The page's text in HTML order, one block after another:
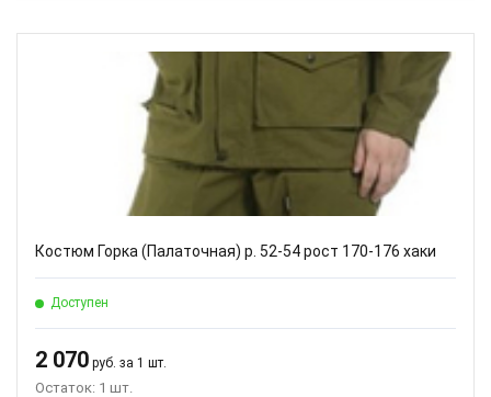
Костюм Горка (Палаточная) р. 52-54 рост 170-176 хаки
Доступен
2 070 руб. за 1 шт.
Остаток: 1 шт.